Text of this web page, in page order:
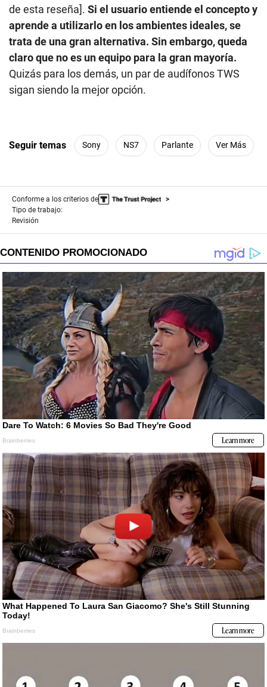
de esta reseña]. Si el usuario entiende el concepto y
aprende a utilizarlo en los ambientes ideales, se
trata de una gran alternativa. Sin embargo, queda
claro que no es un equipo para la gran mayoría.
Quizás para los demás, un par de audífonos TWS
sigan siendo la mejor opción.
Seguir temas Sony NS7 Parlante Ver Más
Conforme a los criterios de
Tipo de trabajo:
Revisión